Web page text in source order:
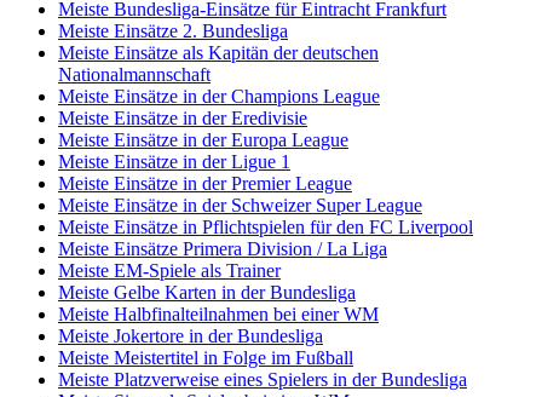
Meiste Bundesliga-Einsätze für Eintracht Frankfurt
Meiste Einsätze 2. Bundesliga
Meiste Einsätze als Kapitän der deutschen
Nationalmannschaft
Meiste Einsätze in der Champions League
Meiste Einsätze in der Eredivisie
Meiste Einsätze in der Europa League
Meiste Einsätze in der Ligue 1
Meiste Einsätze in der Premier League
Meiste Einsätze in der Schweizer Super League
Meiste Einsätze in Pflichtspielen für den FC Liverpool
Meiste Einsätze Primera Division / La Liga
Meiste EM-Spiele als Trainer
Meiste Gelbe Karten in der Bundesliga
Meiste Halbfinalteilnahmen bei einer WM
Meiste Jokertore in der Bundesliga
Meiste Meistertitel in Folge im Fußball
Meiste Platzverweise eines Spielers in der Bundesliga